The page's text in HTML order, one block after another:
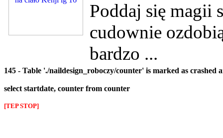
Poddaj się magii
cudownie
bardzo ...
145 - Table './naildesign_roboczy/counter' is marked as crashed
select startdate, counter from counter
[TEP STOP]